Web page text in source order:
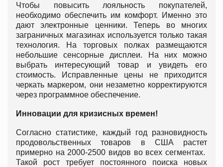
Чтобы повысить лояльность покупателей,
необходимо обеспечить им комфорт. Именно это
дают электронные ценники. Теперь во многих
заграничных магазинах используется только такая
технология. На торговых полках размещаются
небольшие сенсорные дисплеи. На них можно
выбрать интересующий товар и увидеть его
стоимость. Исправленные цены не приходится
черкать маркером, они незаметно корректируются
через программное обеспечение.
Инновации для кризисных времен!
Согласно статистике, каждый год разновидность
продовольственных товаров в США растет
примерно на 2000-2500 видов во всех сегментах.
Такой рост требует постоянного поиска новых